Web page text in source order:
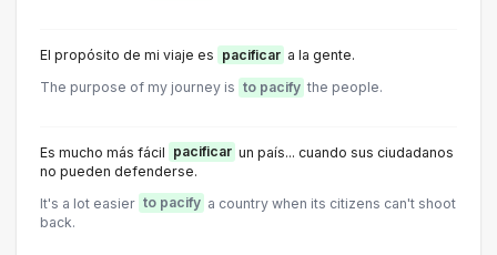
El propósito de mi viaje es pacificar a la gente.
The purpose of my journey is to pacify the people.
Es mucho más fácil pacificar un país... cuando sus ciudadanos
no pueden defenderse.
It's a lot easier to pacify a country when its citizens can't shoot
back.